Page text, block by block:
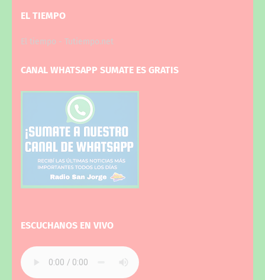
EL TIEMPO
El tiempo - Tutiempo.net
CANAL WHATSAPP SUMATE ES GRATIS
ESCUCHANOS EN VIVO